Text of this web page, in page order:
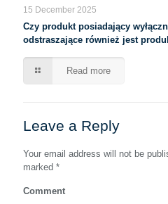
15 December 2025
Czy produkt posiadający
odstraszające również jest
Read more
Leave a Reply
Your email address will not be
marked *
Comment